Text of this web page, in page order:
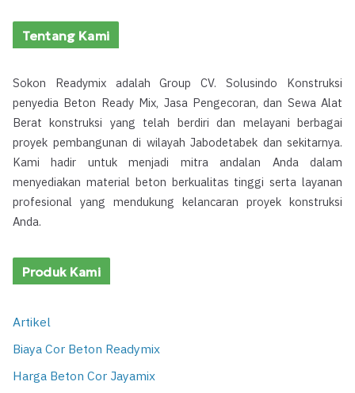
Tentang Kami
Sokon Readymix adalah Group CV. Solusindo Konstruksi
penyedia Beton Ready Mix, Jasa Pengecoran, dan Sewa Alat
Berat konstruksi yang telah berdiri dan melayani berbagai
proyek pembangunan di wilayah Jabodetabek dan sekitarnya.
Kami hadir untuk menjadi mitra andalan Anda dalam
menyediakan material beton berkualitas tinggi serta layanan
profesional yang mendukung kelancaran proyek konstruksi
Anda.
Produk Kami
Artikel
Biaya Cor Beton Readymix
Harga Beton Cor Jayamix